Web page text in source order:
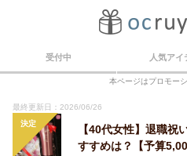
受付中 人気アイ
本ページはプロモー
最終更新日：2026/06/26
決定
【40代女性】退職祝
すすめは？【予算